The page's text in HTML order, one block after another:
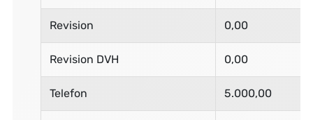
Revision 0,00
Revision DVH 0,00
Telefon 5.000,00